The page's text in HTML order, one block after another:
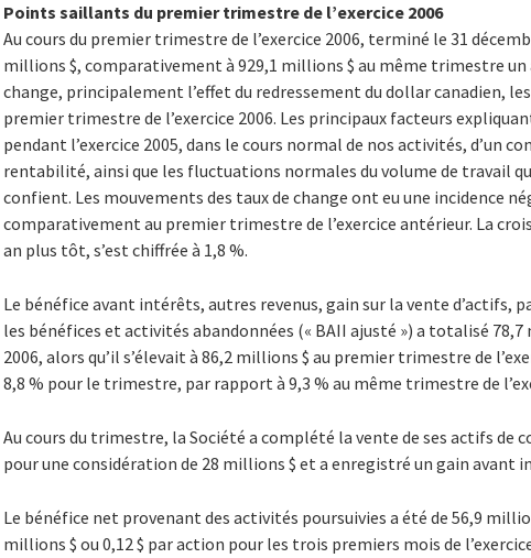
Points saillants du premier trimestre de l’exercice 2006
Au cours du premier trimestre de l’exercice 2006, terminé le 31
millions $, comparativement à 929,1 millions $ au même trimestre un
change, principalement l’effet du redressement du dollar canadien,
premier trimestre de l’exercice 2006. Les principaux facteurs
pendant l’exercice 2005, dans le cours normal de nos activités, d’un
rentabilité, ainsi que les fluctuations normales du volume de travail
confient. Les mouvements des taux de change ont eu une incidence
comparativement au premier trimestre de l’exercice antérieur. La
an plus tôt, s’est chiffrée à 1,8 %.
Le bénéfice avant intérêts, autres revenus, gain sur la vente
les bénéfices et activités abandonnées (« BAII ajusté ») a totalisé
2006, alors qu’il s’élevait à 86,2 millions $ au premier trimestre de
8,8 % pour le trimestre, par rapport à 9,3 % au même trimestre de
Au cours du trimestre, la Société a complété la vente de ses actifs de
pour une considération de 28 millions $ et a enregistré un gain avant
Le bénéfice net provenant des activités poursuivies a été de 56,9
millions $ ou 0,12 $ par action pour les trois premiers mois de